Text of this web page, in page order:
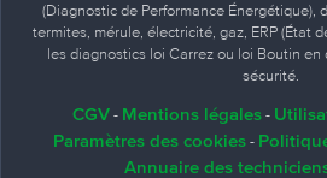
(Diagnostic de Performance Énergétique),
termites, mérule, électricité, gaz, ERP (État
les diagnostics loi Carrez ou loi Boutin
sécurité.
CGV - Mentions légales -
Paramètres des cookies -
Annuaire des